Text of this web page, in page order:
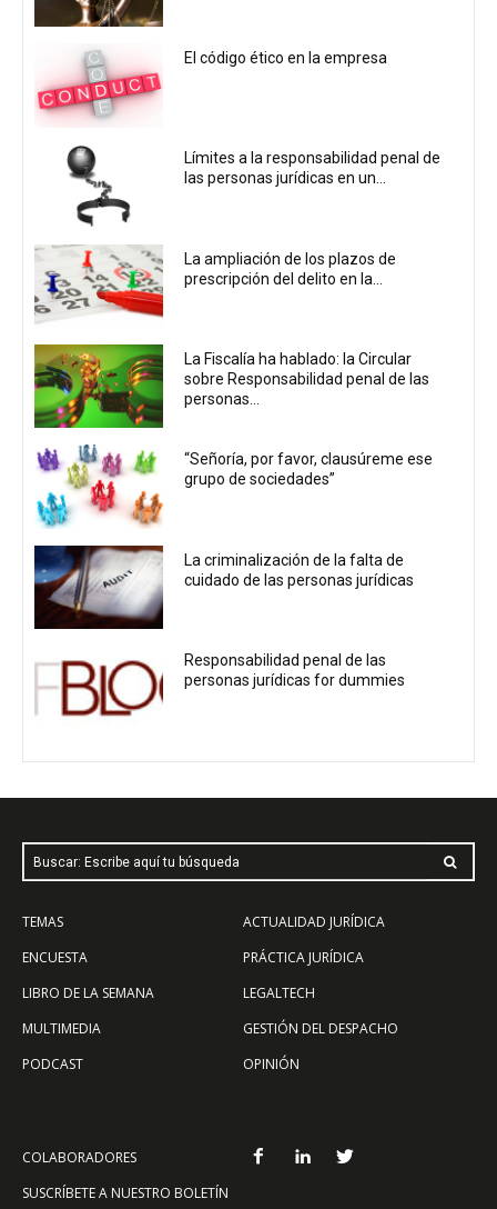
El código ético en la empresa
Límites a la responsabilidad penal de
las personas jurídicas en un...
La ampliación de los plazos de
prescripción del delito en la...
La Fiscalía ha hablado: la Circular
sobre Responsabilidad penal de las
personas...
“Señoría, por favor, clausúreme ese
grupo de sociedades”
La criminalización de la falta de
cuidado de las personas jurídicas
Responsabilidad penal de las
personas jurídicas for dummies
Buscar: Escribe aquí tu búsqueda
TEMAS
ENCUESTA
LIBRO DE LA SEMANA
MULTIMEDIA
PODCAST
ACTUALIDAD JURÍDICA
PRÁCTICA JURÍDICA
LEGALTECH
GESTIÓN DEL DESPACHO
OPINIÓN
COLABORADORES
SUSCRÍBETE A NUESTRO BOLETÍN